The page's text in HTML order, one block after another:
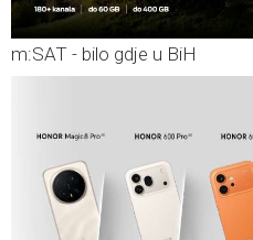
m:SAT - bilo gdje u BiH